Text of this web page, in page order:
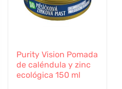
Purity Vision Pomada
de caléndula y zinc
ecológica 150 ml